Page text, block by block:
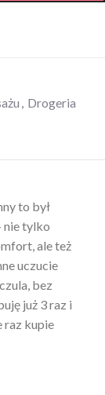
, Drogeria
to był
nie tylko
ale też
uczucie
bez
już 3 raz i
raz kupie